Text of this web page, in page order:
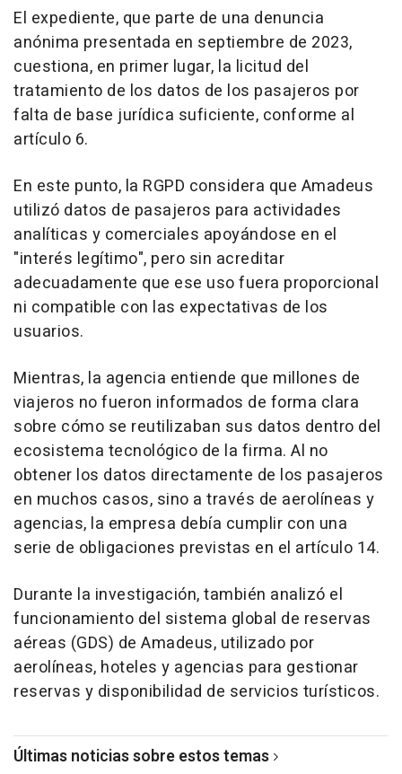
El expediente, que parte de una denuncia
anónima presentada en septiembre de 2023,
cuestiona, en primer lugar, la licitud del
tratamiento de los datos de los pasajeros por
falta de base jurídica suficiente, conforme al
artículo 6.
En este punto, la RGPD considera que Amadeus
utilizó datos de pasajeros para actividades
analíticas y comerciales apoyándose en el
"interés legítimo", pero sin acreditar
adecuadamente que ese uso fuera proporcional
ni compatible con las expectativas de los
usuarios.
Mientras, la agencia entiende que millones de
viajeros no fueron informados de forma clara
sobre cómo se reutilizaban sus datos dentro del
ecosistema tecnológico de la firma. Al no
obtener los datos directamente de los pasajeros
en muchos casos, sino a través de aerolíneas y
agencias, la empresa debía cumplir con una
serie de obligaciones previstas en el artículo 14.
Durante la investigación, también analizó el
funcionamiento del sistema global de reservas
aéreas (GDS) de Amadeus, utilizado por
aerolíneas, hoteles y agencias para gestionar
reservas y disponibilidad de servicios turísticos.
Últimas noticias sobre estos temas